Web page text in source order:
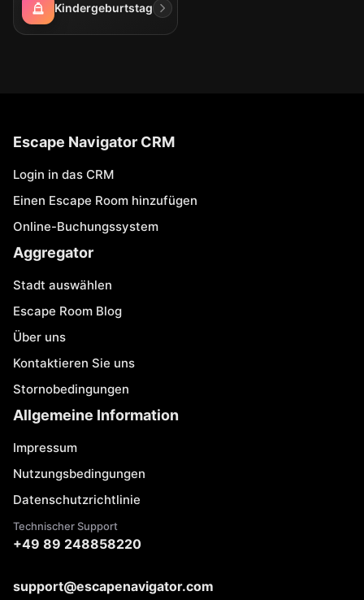
Kindergeburtstag
Escape Navigator CRM
Login in das CRM
Einen Escape Room hinzufügen
Online-Buchungssystem
Aggregator
Stadt auswählen
Escape Room Blog
Über uns
Kontaktieren Sie uns
Stornobedingungen
Allgemeine Information
Impressum
Nutzungsbedingungen
Datenschutzrichtlinie
Technischer Support
+49 89 248858220
support@escapenavigator.com